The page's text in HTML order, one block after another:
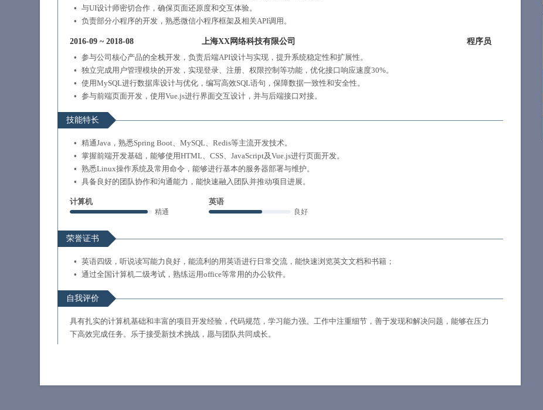
与UI设计师密切合作，确保页面还原度和交互体验。
负责部分小程序的开发，熟悉微信小程序框架及相关API调用。
2016-09 ~ 2018-08 上海XX网络科技有限公司
程序员
参与公司核心产品的全栈开发，负责后端API设计与实现，提升系统稳定性和扩展性。
独立完成用户管理模块的开发，实现登录、注册、权限控制等功能，优化接口响应速度30%。
使用MySQL进行数据库设计与优化，编写高效SQL语句，保障数据一致性和安全性。
参与前端页面开发，使用Vue.js进行界面交互设计，并与后端接口对接。
技能特长
精通Java，熟悉Spring Boot、MySQL、Redis等主流开发技术。
掌握前端开发基础，能够使用HTML、CSS、JavaScript及Vue.js进行页面开发。
熟悉Linux操作系统及常用命令，能够进行基本的服务器部署与维护。
具备良好的团队协作和沟通能力，能快速融入团队并推动项目进展。
计算机
精通
英语
良好
荣誉证书
英语四级，听说读写能力良好，能流利的用英语进行日常交流，能快速浏览英文文档和书籍；
通过全国计算机二级考试，熟练运用office等常用的办公软件。
自我评价
具有扎实的计算机基础和丰富的项目开发经验，代码规范，学习能力强。工作中注重细节，善于发现和解决问题，能够在压力
下高效完成任务。乐于接受新技术挑战，愿与团队共同成长。